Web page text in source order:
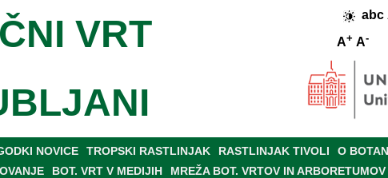
abc
A+ A-
VRT
NOVICE TROPSKI RASTLINJAK RASTLINJAK TIVOLI O
BOT. VRT V MEDIJIH MREŽA BOT. VRTOV IN ARBORETUMOV